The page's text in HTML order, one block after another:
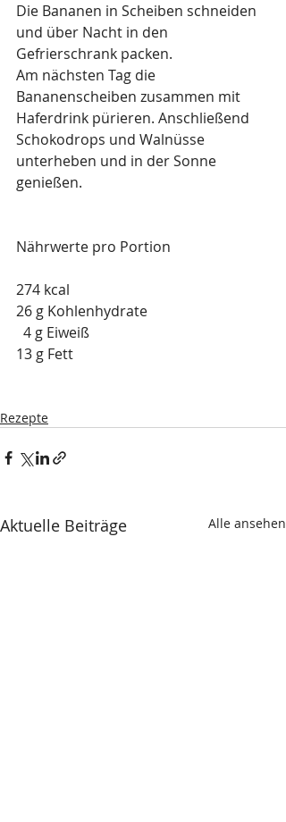
Die Bananen in Scheiben schneiden
und über Nacht in den
Gefrierschrank packen.
Am nächsten Tag die
Bananenscheiben zusammen mit
Haferdrink pürieren. Anschließend
Schokodrops und Walnüsse
unterheben und in der Sonne
genießen.
Nährwerte pro Portion
274 kcal
26 g Kohlenhydrate
  4 g Eiweiß
13 g Fett
Rezepte
Aktuelle Beiträge Alle ansehen